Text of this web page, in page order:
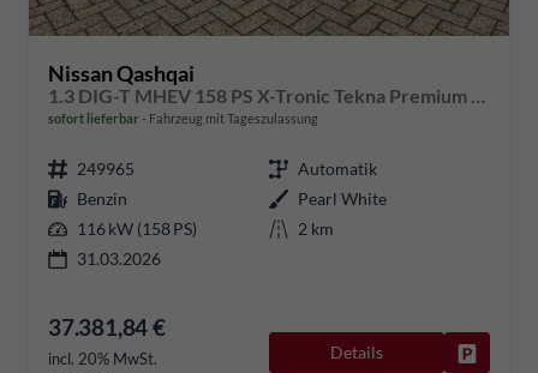
Nissan Qashqai
1.3 DIG-T MHEV 158 PS X-Tronic Tekna Premium Paket 20"LM Teil-Leder PanoGlasdach Klimaautomatik Sitzheizung Lenkradheizung Navi Head-Up Display elektr. Heckklappe ACC PDC v+h 360°Kamera DAB Bluetooth Touchscreen Apple CarPlay Android Auto
sofort lieferbar Fahrzeug mit Tageszulassung
249965
Automatik
Benzin
Pearl White
116 kW (158 PS)
2 km
31.03.2026
37.381,84 €
incl. 20% MwSt.
Details